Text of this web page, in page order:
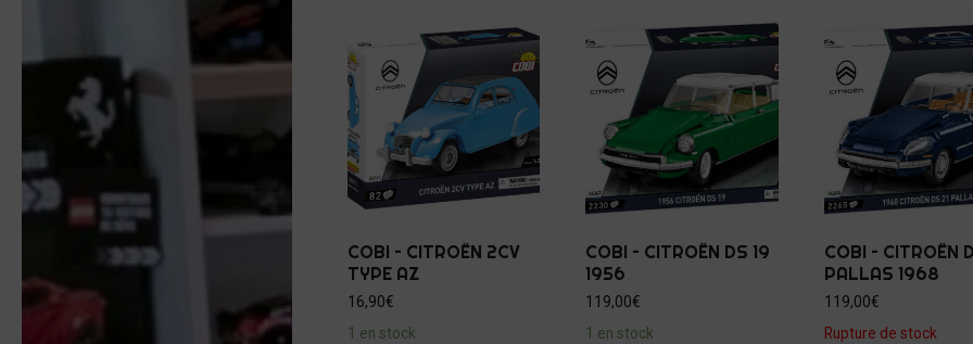
COBI – CITROËN 2CV
TYPE AZ
16,90€
1 en stock
COBI – CITROËN DS 19
1956
119,00€
1 en stock
COBI – CITROËN
PALLAS 1968
119,00€
Rupture de stock